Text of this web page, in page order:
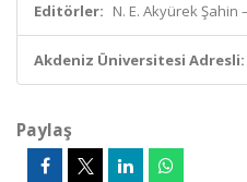
Editörler: N. E. Akyürek Şahin
Akdeniz Üniversitesi Adresli:
Paylaş